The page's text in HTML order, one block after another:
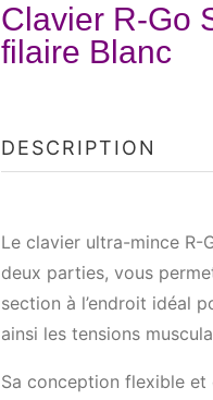
Clavier R-Go
filaire Blanc
DESCRIPTION
Le clavier ultra-mince R-
deux parties, vous
section à l’endroit idéal
ainsi les tensions
Sa conception flexible